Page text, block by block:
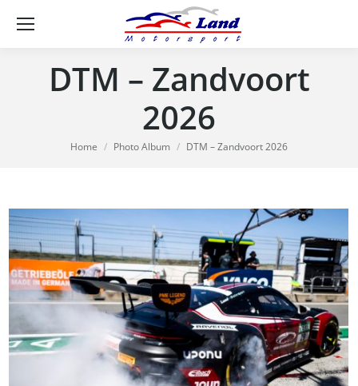
DTM – Zandvoort
2026
You are here:
Home Photo Album DTM – Zandvoort 2026